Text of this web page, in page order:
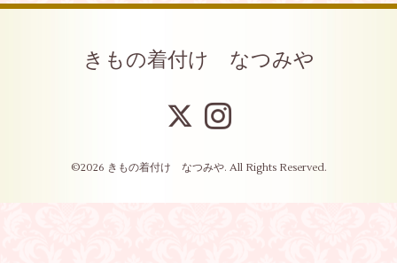
きもの着付け なつみや
©2026 きもの着付け なつみや. All Rights Reserved.